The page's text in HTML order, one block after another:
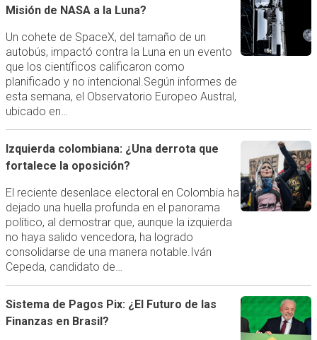
Misión de NASA a la Luna?
Un cohete de SpaceX, del tamaño de un
autobús, impactó contra la Luna en un evento
que los científicos calificaron como
planificado y no intencional.Según informes de
esta semana, el Observatorio Europeo Austral,
ubicado en…
Izquierda colombiana: ¿Una derrota que
fortalece la oposición?
El reciente desenlace electoral en Colombia ha
dejado una huella profunda en el panorama
político, al demostrar que, aunque la izquierda
no haya salido vencedora, ha logrado
consolidarse de una manera notable.Iván
Cepeda, candidato de…
Sistema de Pagos Pix: ¿El Futuro de las
Finanzas en Brasil?